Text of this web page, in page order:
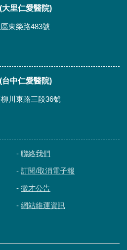
里仁愛醫院)
東榮路483號
中仁愛醫院)
川東路三段36號
- 聯絡我們
- 訂閱/取消電子報
- 徵才公告
- 網站維運資訊